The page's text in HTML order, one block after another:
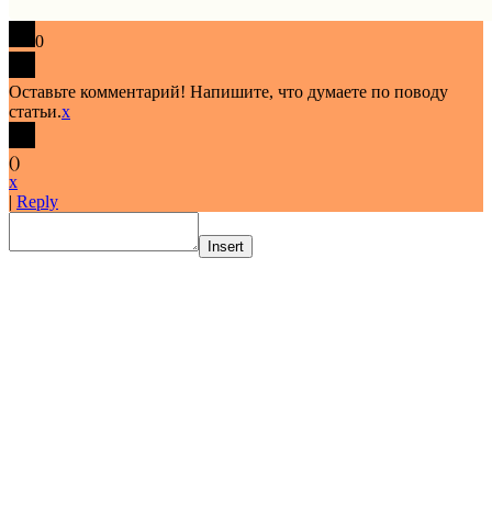
0
Оставьте комментарий! Напишите, что думаете по поводу
статьи.x
()
x
| Reply
Insert